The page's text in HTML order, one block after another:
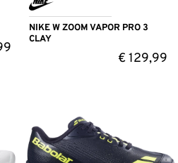
NIKE W ZOOM VAPOR PRO 3
CLAY
€129,99